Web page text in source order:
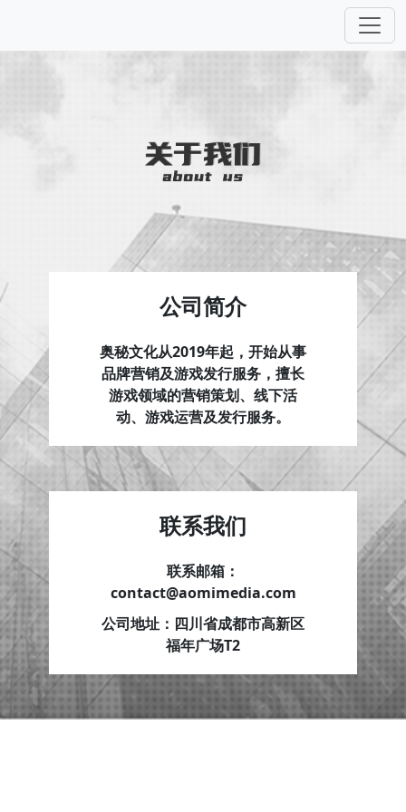
公司简介
奥秘文化从2019年起，开始从事
品牌营销及游戏发行服务，擅长
游戏领域的营销策划、线下活
动、游戏运营及发行服务。
联系我们
联系邮箱：
contact@aomimedia.com
公司地址： 四川省成都市高新区
福年广场T2